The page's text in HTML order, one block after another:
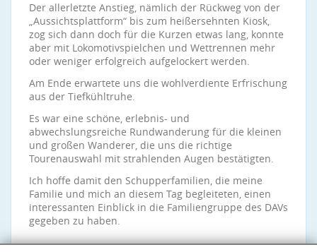
Der allerletzte Anstieg, nämlich der Rückweg von der
„Aussichtsplattform“ bis zum heißersehnten Kiosk,
zog sich dann doch für die Kurzen etwas lang, konnte
aber mit Lokomotivspielchen und Wettrennen mehr
oder weniger erfolgreich aufgelockert werden.
Am Ende erwartete uns die wohlverdiente Erfrischung
aus der Tiefkühltruhe.
Es war eine schöne, erlebnis- und
abwechslungsreiche Rundwanderung für die kleinen
und großen Wanderer, die uns die richtige
Tourenauswahl mit strahlenden Augen bestätigten.
Ich hoffe damit den Schupperfamilien, die meine
Familie und mich an diesem Tag begleiteten, einen
interessanten Einblick in die Familiengruppe des DAVs
gegeben zu haben.